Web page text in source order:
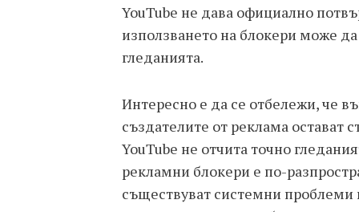
YouTube не дава официално
използването на блокери може
гледанията.
Интересно е да се отбележи, че
създателите от реклама остават
YouTube не отчита точно
рекламни блокери е по-
съществуват системни проблеми